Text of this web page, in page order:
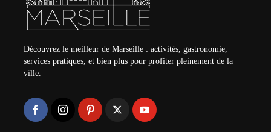
Découvrez le meilleur de Marseille : activités, gastronomie,
services pratiques, et bien plus pour profiter pleinement de la
ville.